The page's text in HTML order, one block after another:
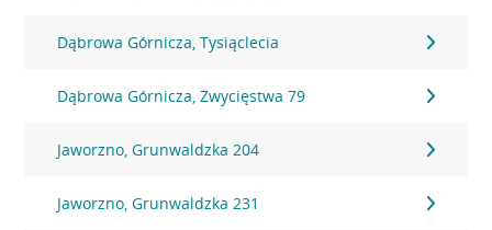
Dąbrowa Górnicza, Tysiąclecia
Dąbrowa Górnicza, Zwycięstwa 79
Jaworzno, Grunwaldzka 204
Jaworzno, Grunwaldzka 231